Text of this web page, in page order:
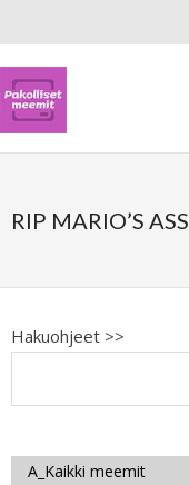
RIP MARIO’S ASS
Hakuohjeet >>
A_Kaikki meemit